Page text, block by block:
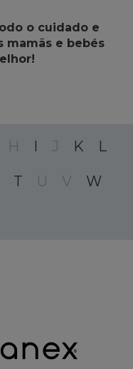
o cuidado e
mamãs e bebés
H I J K L
T U V W